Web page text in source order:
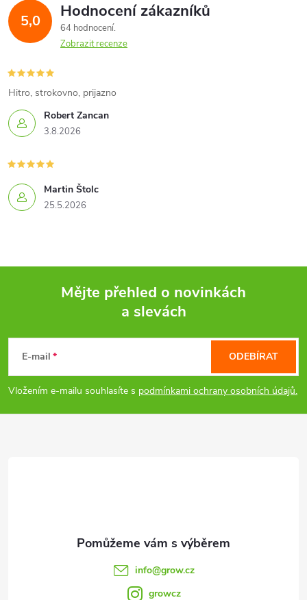
5,0 Hodnocení zákazníků
64 hodnocení
Zobrazit recenze
Robert Zancan
3.8.2026
Hitro, strokovno, prijazno
Martin Štolc
25.5.2026
p
a
Mějte přehled o novinkách
a slevách
E-mail
Vložením e-mailu souhlasíte s podmínkami ochrany osobních údajů.
ODEBÍRAT
info@grow.cz
growcz